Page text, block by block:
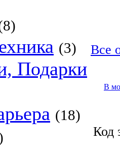
(3)
Подарки
(18)
Все
В
Код